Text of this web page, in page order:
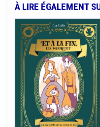
À LIRE ÉGALEMENT